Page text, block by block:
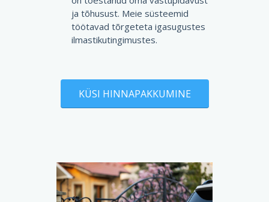
ja tõhusust. Meie süsteemid
töötavad tõrgeteta igasugustes
ilmastikutingimustes.
KÜSI HINNAPAKKUMINE